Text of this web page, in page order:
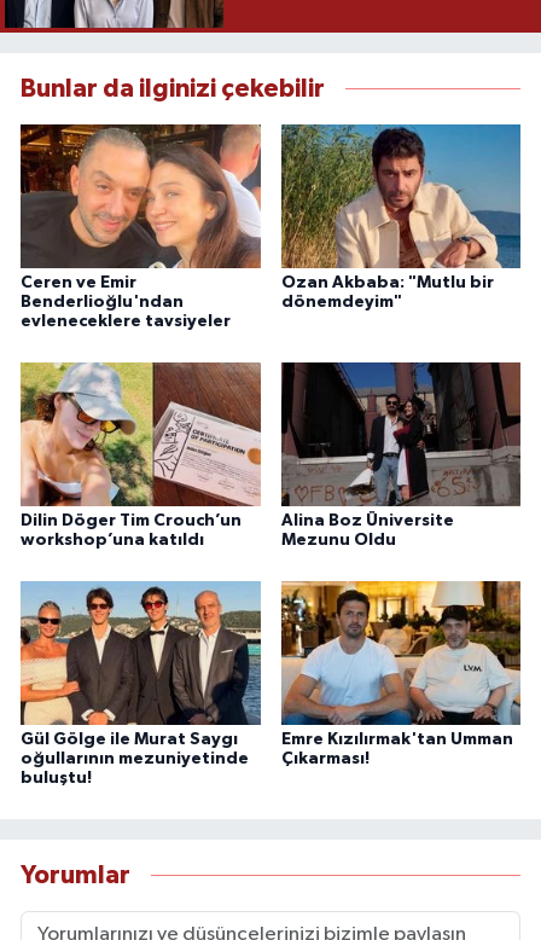
Bunlar da ilginizi çekebilir
Ceren ve Emir
Benderlioğlu'ndan
evleneceklere tavsiyeler
Ozan Akbaba: "Mutlu bir
dönemdeyim"
Dilin Döger Tim Crouch’un
workshop’una katıldı
Alina Boz Üniversite
Mezunu Oldu
Gül Gölge ile Murat Saygı
oğullarının mezuniyetinde
buluştu!
Emre Kızılırmak'tan Umman
Çıkarması!
Yorumlar